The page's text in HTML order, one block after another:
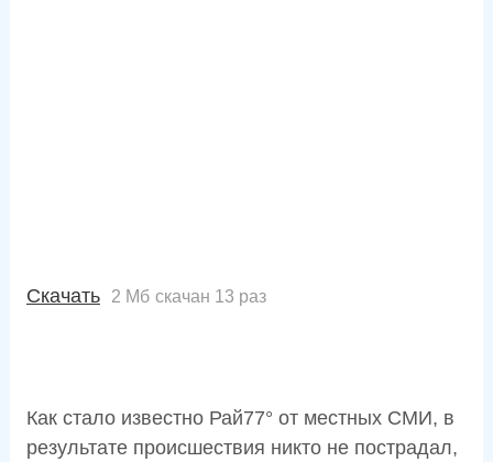
Скачать 2 Мб скачан 13 раз
Как стало известно Рай77° от местных СМИ, в
результате происшествия никто не пострадал,